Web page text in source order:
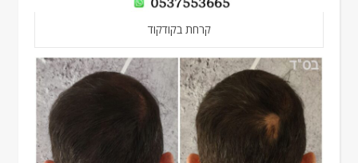
קרחת בקודקוד